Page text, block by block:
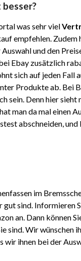
besser?
was sehr viel
empfehlen.
und den
Ebay zusätzlich
sich auf jeden Fall
Produkte ab. Bei
sein. Denn hier
man da mal einen
abschneiden,
im
sind. Informieren
an. Dann können
sind. Wir wünschen
wir ihnen bei der